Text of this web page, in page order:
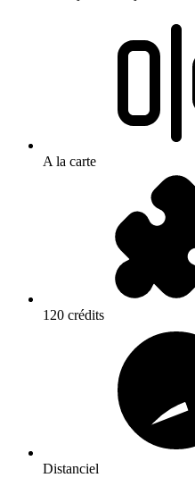
A la carte
120 crédits
Distanciel